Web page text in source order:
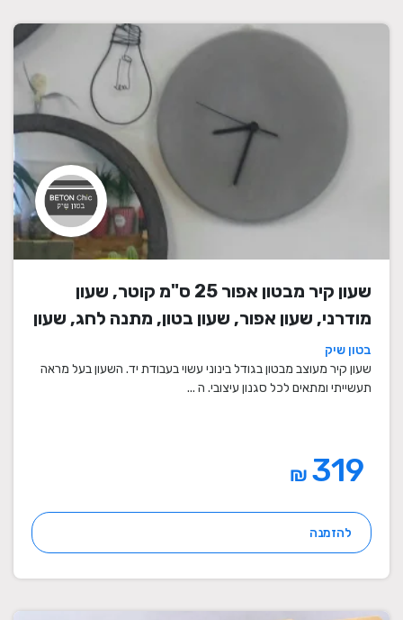
שעון קיר מבטון אפור 25 ס"מ קוטר, שעון
מודרני, שעון אפור, שעון בטון, מתנה לחג, שעון
מעוצב, שעון מיוחד, שעון תעשייתי, שעון לסלון,
שעון קיר
בטון שיק
שעון קיר מעוצב מבטון בגודל בינוני עשוי בעבודת יד. השעון בעל מראה
תעשייתי ומתאים לכל סגנון עיצובי. ה ...
₪
להזמנה